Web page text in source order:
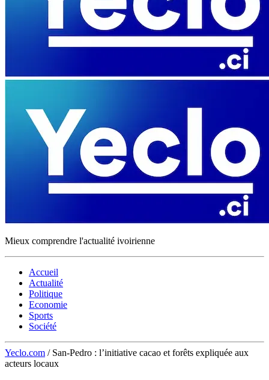
Mieux comprendre l'actualité ivoirienne
Accueil
Actualité
Politique
Economie
Sports
Société
Yeclo.com / San-Pedro : l’initiative cacao et forêts expliquée aux
acteurs locaux